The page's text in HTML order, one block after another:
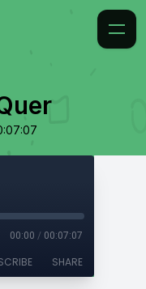
00:00 / 00:07:07
SHARE